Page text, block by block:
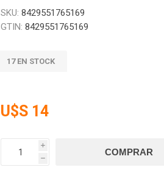
SKU: 8429551765169
GTIN: 8429551765169
17 EN STOCK
U$S 14
i
h